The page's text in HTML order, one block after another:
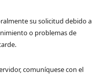
su solicitud debido a
o problemas de
comuníquese con el